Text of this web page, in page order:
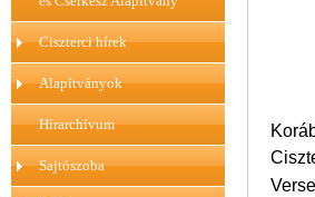
Ciszterci hírek
Alapítványok
Hírarchívum
Sajtószoba